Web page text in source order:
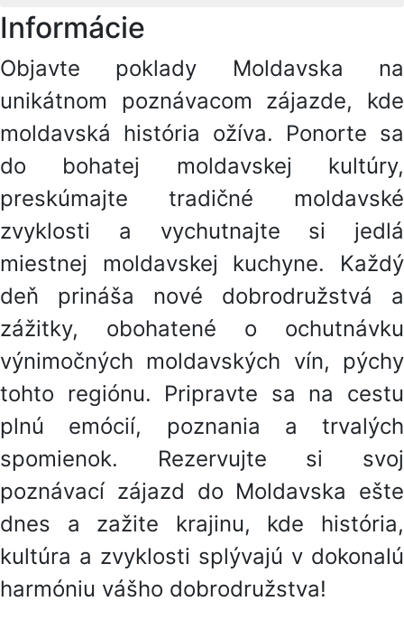
Informácie
Objavte poklady Moldavska na
unikátnom poznávacom zájazde, kde
moldavská história ožíva. Ponorte sa
do bohatej moldavskej kultúry,
preskúmajte tradičné moldavské
zvyklosti a vychutnajte si jedlá
miestnej moldavskej kuchyne. Každý
deň prináša nové dobrodružstvá a
zážitky, obohatené o ochutnávku
výnimočných moldavských vín, pýchy
tohto regiónu. Pripravte sa na cestu
plnú emócií, poznania a trvalých
spomienok. Rezervujte si svoj
poznávací zájazd do Moldavska ešte
dnes a zažite krajinu, kde história,
kultúra a zvyklosti splývajú v dokonalú
harmóniu vášho dobrodružstva!